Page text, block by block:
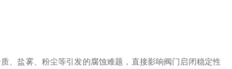
、盐雾、粉尘等引发的腐蚀难题，直接影响阀门启闭稳定性